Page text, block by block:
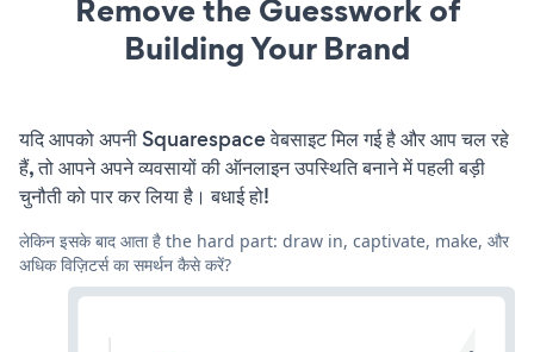
Remove the Guesswork of
Building Your Brand
यदि आपको अपनी Squarespace वेबसाइट मिल गई है और आप चल रहे
हैं, तो आपने अपने व्यवसायों की ऑनलाइन उपस्थिति बनाने में पहली बड़ी
चुनौती को पार कर लिया है। बधाई हो!
लेकिन इसके बाद आता है the hard part: draw in, captivate, make, और
अधिक विज़िटर्स का समर्थन कैसे करें?